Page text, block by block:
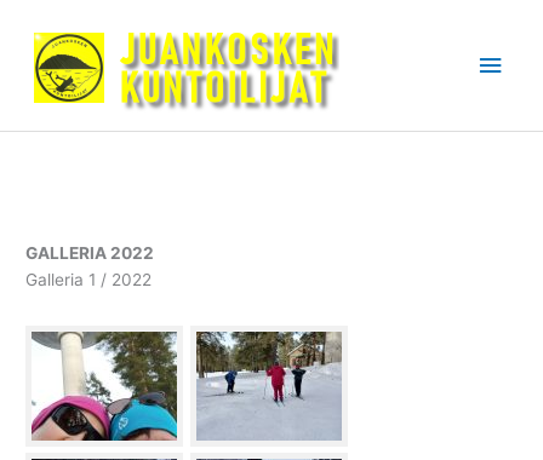
sisältöön
GALLERIA 2022
Galleria 1 / 2022